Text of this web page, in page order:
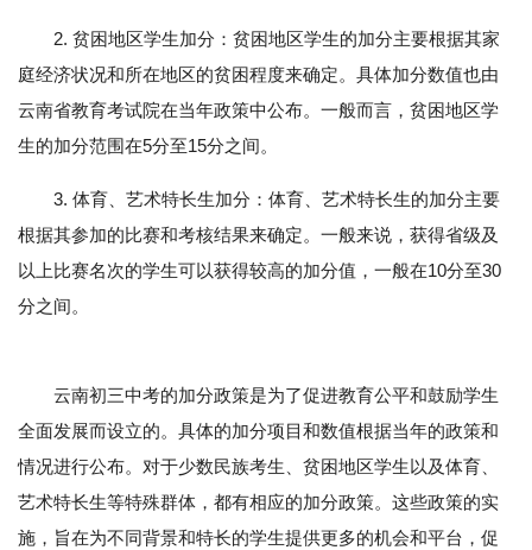
2. 贫困地区学生加分：贫困地区学生的加分主要根据其家
庭经济状况和所在地区的贫困程度来确定。具体加分数值也由
云南省教育考试院在当年政策中公布。一般而言，贫困地区学
生的加分范围在5分至15分之间。
3. 体育、艺术特长生加分：体育、艺术特长生的加分主要
根据其参加的比赛和考核结果来确定。一般来说，获得省级及
以上比赛名次的学生可以获得较高的加分值，一般在10分至30
分之间。
云南初三中考的加分政策是为了促进教育公平和鼓励学生
全面发展而设立的。具体的加分项目和数值根据当年的政策和
情况进行公布。对于少数民族考生、贫困地区学生以及体育、
艺术特长生等特殊群体，都有相应的加分政策。这些政策的实
施，旨在为不同背景和特长的学生提供更多的机会和平台，促